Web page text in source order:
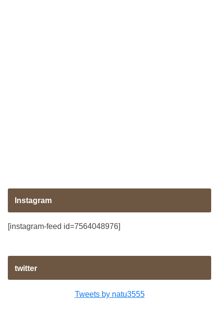
Instagram
[instagram-feed id=7564048976]
twitter
Tweets by natu3555